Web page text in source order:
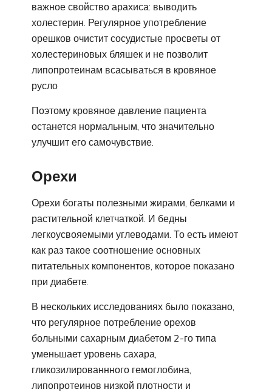
важное свойство арахиса: выводить
холестерин. Регулярное употребление
орешков очистит сосудистые просветы от
холестериновых бляшек и не позволит
липопротеинам всасываться в кровяное
русло
Поэтому кровяное давление пациента
останется нормальным, что значительно
улучшит его самочувствие.
Орехи
Орехи богаты полезными жирами, белками и
растительной клетчаткой. И бедны
легкоусвояемыми углеводами. То есть имеют
как раз такое соотношение основных
питательных компонентов, которое показано
при диабете.
В нескольких исследованиях было показано,
что регулярное потребление орехов
больными сахарным диабетом 2-го типа
уменьшает уровень сахара,
гликозилированнного гемоглобина,
липопротеинов низкой плотности и